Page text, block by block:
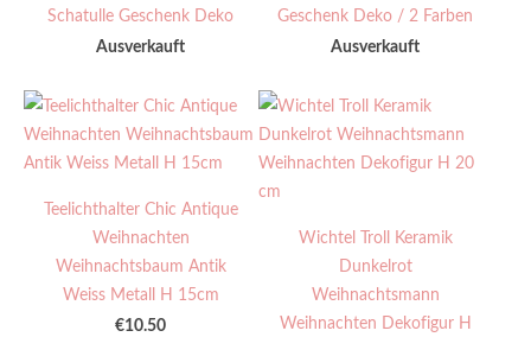
Schatulle Geschenk Deko
Ausverkauft
Geschenk Deko / 2 Farben
Ausverkauft
Teelichthalter Chic Antique
Weihnachten
Weihnachtsbaum Antik
Weiss Metall H 15cm
€10.50
Wichtel Troll Keramik
Dunkelrot
Weihnachtsmann
Weihnachten Dekofigur H